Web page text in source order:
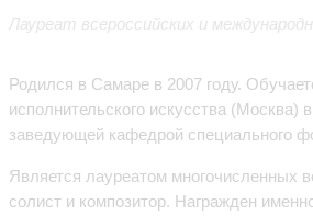
Лауреат всероссийских и
Родился в Самаре в 2007 году.
исполнительского искусства (Москва)
заведующей кафедрой специального
Является лауреатом многочисленных
солист и композитор. Награжден